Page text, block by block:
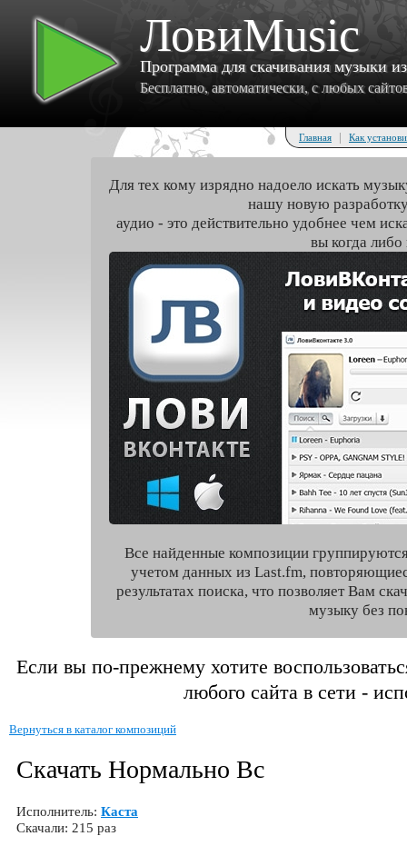
ЛовиMusic
Программа для скачивания музыки
Бесплатно, автоматически, с любых
Главная | Как
Для тех кому изрядно надоело искать
нашу новую
аудио - это действительно удобнее чем
вы когда либо
Все найденные композиции
учетом данных из Last.fm,
результатах поиска, что позволяет Вам
музыку без
Если вы по-прежнему хотите
любого сайта в сети -
Вернуться в каталог композиций
Скачать Нормально Вс
Исполнитель: Каста
Скачали: 215 раз